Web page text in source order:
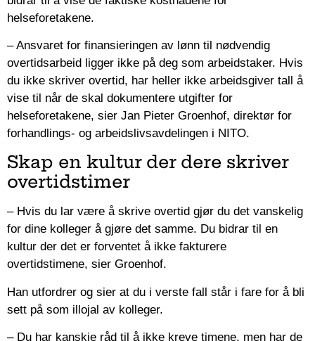
helseforetakene.
– Ansvaret for finansieringen av lønn til nødvendig
overtidsarbeid ligger ikke på deg som arbeidstaker. Hvis
du ikke skriver overtid, har heller ikke arbeidsgiver tall å
vise til når de skal dokumentere utgifter for
helseforetakene, sier Jan Pieter Groenhof, direktør for
forhandlings- og arbeidslivsavdelingen i NITO.
Skap en kultur der dere skriver
overtidstimer
– Hvis du lar være å skrive overtid gjør du det vanskelig
for dine kolleger å gjøre det samme. Du bidrar til en
kultur der det er forventet å ikke fakturere
overtidstimene, sier Groenhof.
Han utfordrer og sier at du i verste fall står i fare for å bli
sett på som illojal av kolleger.
– Du har kanskje råd til å ikke kreve timene, men har de